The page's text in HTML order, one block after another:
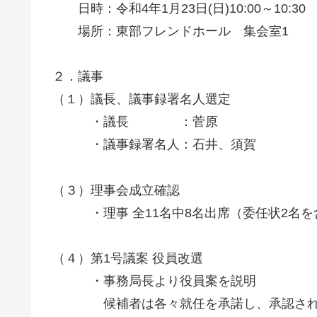
日時：令和4年1月23日(日)10:00～10:30
場所：東部フレンドホール 集会室1
２．議事
（１）議長、議事録署名人選定
・議長 ：菅原
・議事録署名人：石井、須賀
（３）理事会成立確認
・理事 全11名中8名出席（委任状2名を
（４）第1号議案 役員改選
・事務局長より役員案を説明
候補者は各々就任を承諾し、承認され